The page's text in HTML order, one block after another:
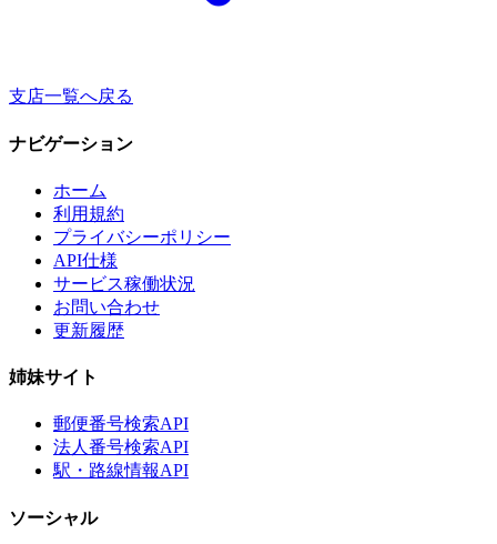
支店一覧へ戻る
ナビゲーション
ホーム
利用規約
プライバシーポリシー
API仕様
サービス稼働状況
お問い合わせ
更新履歴
姉妹サイト
郵便番号検索API
法人番号検索API
駅・路線情報API
ソーシャル